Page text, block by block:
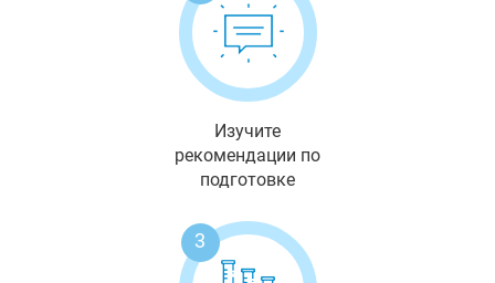
Изучите
рекомендации по
подготовке
3